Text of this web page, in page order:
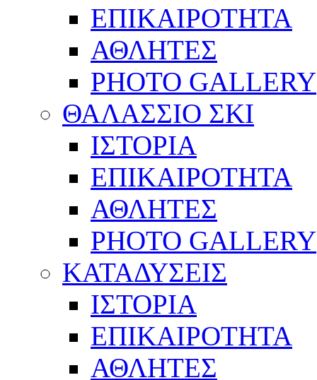
ΕΠΙΚΑΙΡΟΤΗΤΑ
ΑΘΛΗΤΕΣ
PHOTO GALLERY
ΘΑΛΑΣΣΙΟ ΣΚΙ
ΙΣΤΟΡΙΑ
ΕΠΙΚΑΙΡΟΤΗΤΑ
ΑΘΛΗΤΕΣ
PHOTO GALLERY
ΚΑΤΑΔΥΣΕΙΣ
ΙΣΤΟΡΙΑ
ΕΠΙΚΑΙΡΟΤΗΤΑ
ΑΘΛΗΤΕΣ